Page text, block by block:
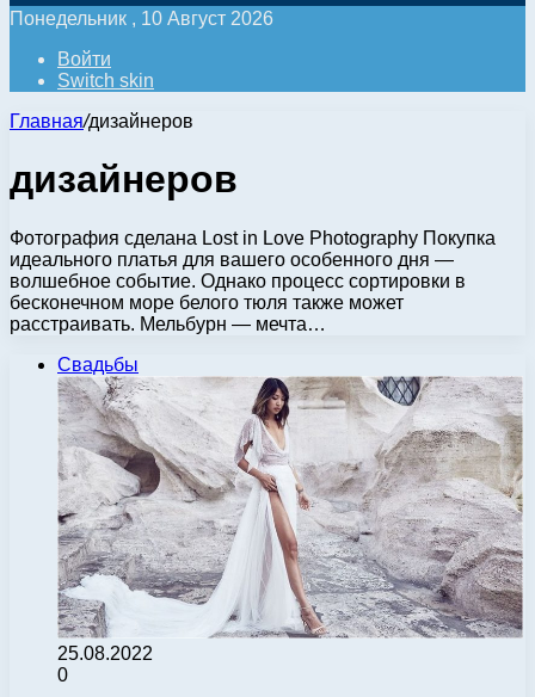
Понедельник , 10 Август 2026
Войти
Switch skin
Главная/дизайнеров
дизайнеров
Фотография сделана Lost in Love Photography Покупка
идеального платья для вашего особенного дня —
волшебное событие. Однако процесс сортировки в
бесконечном море белого тюля также может
расстраивать. Мельбурн — мечта…
Свадьбы
25.08.2022
0